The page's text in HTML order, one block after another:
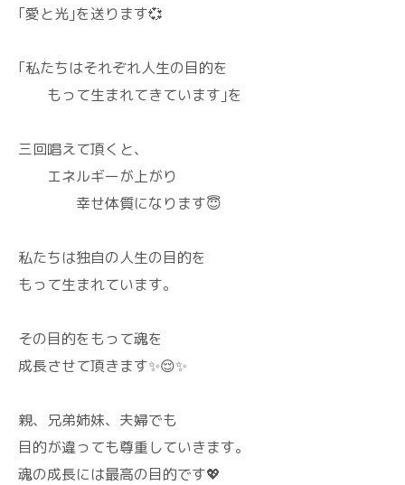
｢愛と光｣を送ります💞
｢私たちはそれぞれ人生の目的を
もって生まれてきています｣を
三回唱えて頂くと、
エネルギーが上がり
幸せ体質になります😇
私たちは独自の人生の目的を
もって生まれています。
その目的をもって魂を
成長させて頂きます✨😌✨
親、兄弟姉妹、夫婦でも
目的が違っても尊重していきます。
魂の成長には最高の目的です💖